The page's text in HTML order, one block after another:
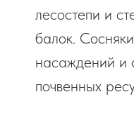
лесостепи и
балок.
насаждений и
почвенных